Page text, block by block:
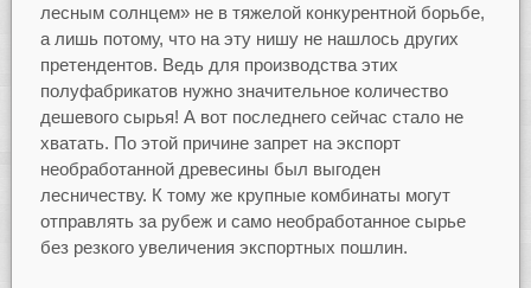
лесным солнцем» не в тяжелой конкурентной борьбе,
а лишь потому, что на эту нишу не нашлось других
претендентов. Ведь для производства этих
полуфабрикатов нужно значительное количество
дешевого сырья! А вот последнего сейчас стало не
хватать. По этой причине запрет на экспорт
необработанной древесины был выгоден
лесничеству. К тому же крупные комбинаты могут
отправлять за рубеж и само необработанное сырье
без резкого увеличения экспортных пошлин.